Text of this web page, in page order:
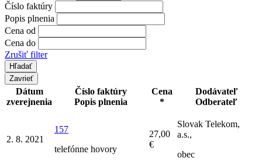
Číslo faktúry
Popis plnenia
Cena od
Cena do
Zrušiť filter
Zavrieť
Dátum
zverejnenia
Číslo faktúry
Popis plnenia
Cena
*
Dodávateľ
Odberateľ
2. 8. 2021
157
telefónne hovory
27,00
€
Slovak Telekom,
a.s.,
obec